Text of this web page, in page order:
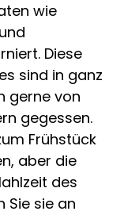
wie
Diese
sind in ganz
gerne von
gegessen.
Frühstück
aber die
des
Sie sie an